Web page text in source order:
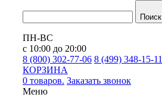
Поиск
ПН-ВС
с 10:00 до 20:00
8 (800) 302-77-06 8 (499) 348-15-11
КОРЗИНА
0 товаров. Заказать звонок
Меню